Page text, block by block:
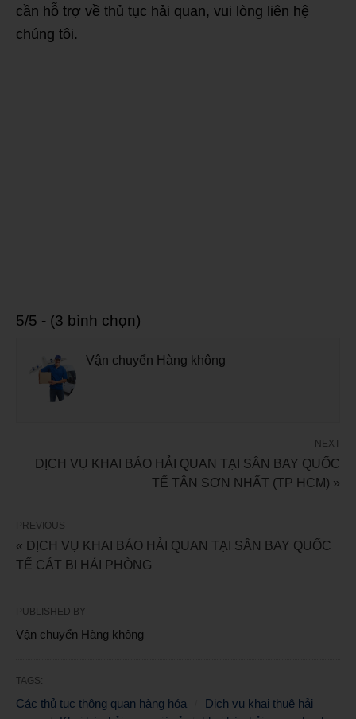
cần hỗ trợ về thủ tục hải quan, vui lòng liên hệ
chúng tôi.
5/5 - (3 bình chọn)
Vận chuyển Hàng không
NEXT
DỊCH VỤ KHAI BÁO HẢI QUAN TẠI SÂN BAY QUỐC
TẾ TÂN SƠN NHẤT (TP HCM) »
PREVIOUS
« DỊCH VỤ KHAI BÁO HẢI QUAN TẠI SÂN BAY QUỐC
TẾ CÁT BI HẢI PHÒNG
PUBLISHED BY
Vận chuyển Hàng không
TAGS:
Các thủ tục thông quan hàng hóa
Dịch vụ khai thuê hải